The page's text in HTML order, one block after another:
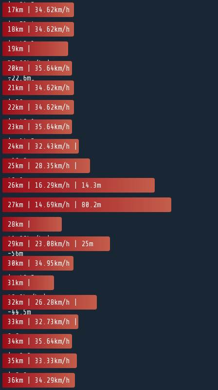
| -84.5m
17km | 34.62km/h
| -73.4m
18km | 34.62km/h
| -42.3m
19km |
37.89km/h |
-22.6m
20km | 35.64km/h
| -19.6m
21km | 34.62km/h
| 26m
22km | 34.62km/h
| -46.1m
23km | 35.64km/h
| -14.5m
24km | 32.43km/h |
-10.8m
25km | 28.35km/h |
48.9m
26km | 16.29km/h | 14.3m
27km | 14.69km/h | 80.2m
28km |
41.86km/h |
-56m
29km | 23.08km/h | 25m
30km | 34.95km/h
| -48.5m
31km |
48.0km/h |
-44.5m
32km | 26.28km/h |
-15.3m
33km | 32.73km/h |
0.6m
34km | 35.64km/h
| -9.2m
35km | 33.33km/h
| 8.9m
36km | 34.29km/h